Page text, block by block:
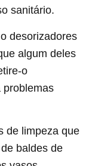
sanitário.
desorizadores
algum deles
o
problemas
de limpeza que
baldes de